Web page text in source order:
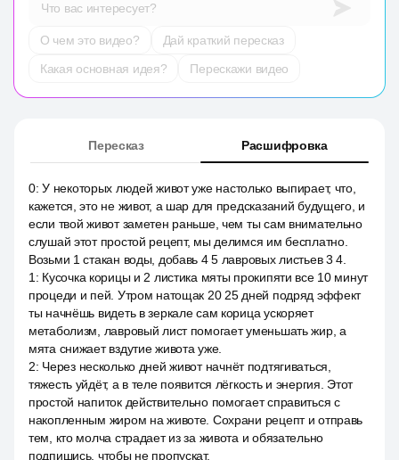
Что вас интересует?
О чем это видео?
Дай краткий пересказ
Какая основная идея?
Перескажи видео
Пересказ Расшифровка
0:У некоторых людей живот уже настолько выпирает, что,
кажется, это не живот, а шар для предсказаний будущего, и
если твой живот заметен раньше, чем ты сам внимательно
слушай этот простой рецепт, мы делимся им бесплатно.
Возьми 1 стакан воды, добавь 4 5 лавровых листьев 3 4.
1 : Кусочка корицы и 2 листика мяты прокипяти все 10 минут
процеди и пей. Утром натощак 20 25 дней подряд эффект
ты начнёшь видеть в зеркале сам корица ускоряет
метаболизм, лавровый лист помогает уменьшать жир, а
мята снижает вздутие живота уже.
2: Через несколько дней живот начнёт подтягиваться,
тяжесть уйдёт, а в теле появится лёгкость и энергия. Этот
простой напиток действительно помогает справиться с
накопленным жиром на животе. Сохрани рецепт и отправь
тем, кто молча страдает из за живота и обязательно
подпишись, чтобы не пропускат.